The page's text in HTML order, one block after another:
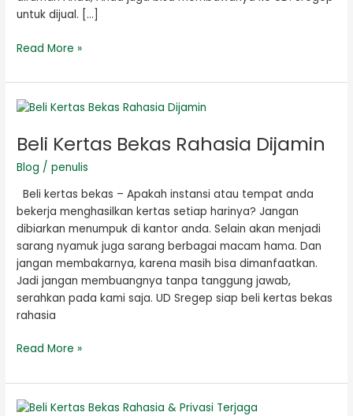
untuk dijual. […]
Read More »
Beli Kertas Bekas Rahasia Dijamin
Blog /penulis
Beli kertas bekas – Apakah instansi atau tempat anda
bekerja menghasilkan kertas setiap harinya? Jangan
dibiarkan menumpuk di kantor anda. Selain akan menjadi
sarang nyamuk juga sarang berbagai macam hama. Dan
jangan membakarnya, karena masih bisa dimanfaatkan.
Jadi jangan membuangnya tanpa tanggung jawab,
serahkan pada kami saja. UD Sregep siap beli kertas bekas
rahasia
Beli
Bekas
Rahasia
Dijamin
Read More »
Beli